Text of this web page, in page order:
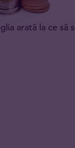
arată la ce să